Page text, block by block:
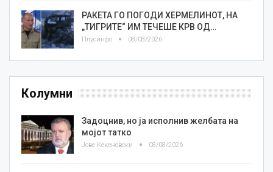
РАКЕТА ГО ПОГОДИ ХЕРМЕЛИНОТ, НА
„ТИГРИТЕ“ ИМ ТЕЧЕШЕ КРВ ОД…
Плусинфо 08/08/2026
Колумни
Задоцнив, но ја исполнив желбата на
мојот татко
Јове Кекеновски 08/08/2026